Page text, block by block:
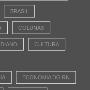
BRASIL
COLUNAS
CULTURA
ECONOMIA DO RN